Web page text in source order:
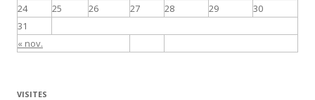
« nov.
24
25 26 27 28 29
30
31
VISITES